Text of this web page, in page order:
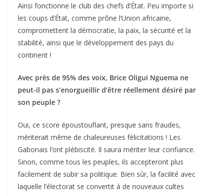
Ainsi fonctionne le club des chefs d’État. Peu importe si
les coups d’État, comme prône l’Union africaine,
compromettent la démocratie, la paix, la sécurité et la
stabilité, ainsi que le développement des pays du
continent !
Avec près de 95% des voix, Brice Oligui Nguema ne
peut-il pas s’enorgueillir d’être réellement désiré par
son peuple ?
Oui, ce score époustouflant, presque sans fraudes,
mériterait même de chaleureuses félicitations ! Les
Gabonais l’ont plébiscité. Il saura mériter leur confiance.
Sinon, comme tous les peuples, ils accepteront plus
facilement de subir sa politique. Bien sûr, la facilité avec
laquelle l’électorat se convertit à de nouveaux cultes